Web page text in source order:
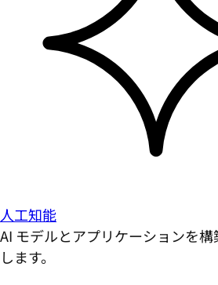
人工知能
AI モデルとアプリケーションを
します。